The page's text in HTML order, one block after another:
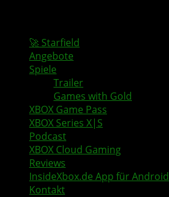
🚀 Starfield
Angebote
Spiele
Trailer
Games with Gold
XBOX Game Pass
XBOX Series X|S
Podcast
XBOX Cloud Gaming
Reviews
InsideXbox.de App für Android
Kontakt